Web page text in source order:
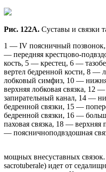
Рис. 122А. Суставы и связки
1 — IV поясничный
— передняя крестцово-
кость, 5 — крестец, 6 —
вертел бедренной кости, 8 —
лобковый симфиз, 10 —
верхняя лобковая связка, 12
запирательный канал, 14 —
бедренной связки, 15 —
бедренной связки, 16 —
паховая связка, 18 — верхняя
— поясничноподвздошная
мощных внесуставных связок.
sacrotuberale) идет от